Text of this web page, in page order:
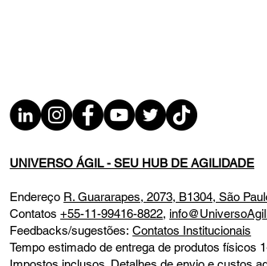
UNIVERSO ÁGIL - SEU HUB DE AGILIDADE
Endereço R. Guararapes, 2073, B1304, São
Contatos+55-11-99416-8822,
Feedbacks/sugestões:Contatos Institucionais
Tempo estimado de entrega de produtos físicos